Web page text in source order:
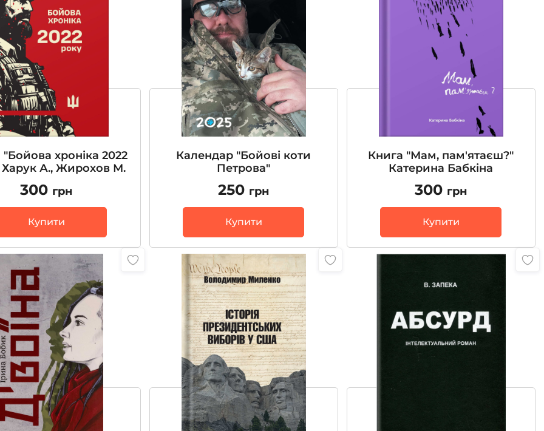
хроніка 2022
Харук А., Жирохов М.
300 грн
Купити
Календар "Бойові коти
Петрова"
250 грн
Купити
Книга "Мам, пам'ятаєш?"
Катерина Бабкіна
300 грн
Купити